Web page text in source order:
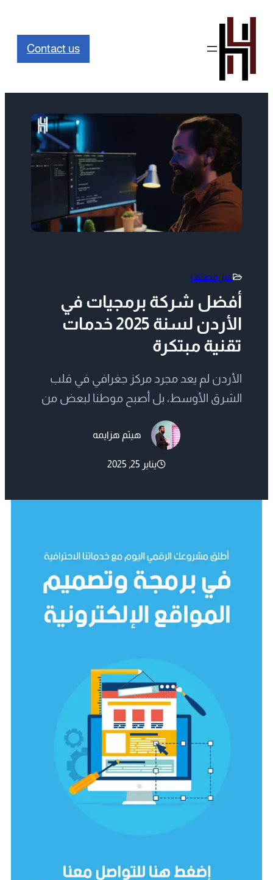
Contact us
غير مصنف
أفضل شركة برمجيات في
الأردن لسنة 2025 خدمات
تقنية مبتكرة
الأردن لم يعد مجرد مركز جغرافي في قلب
الشرق الأوسط، بل أصبح موطنا لبعض من
أفضل شركات البرمجيات في المنطقة. تتميز
مثلا شركة برمجيات في الأردن بقدرتها على
تقديم خدمات تقنية مبتكرة تلبي احتياجات
هيثم هزايمه
يناير 25, 2025